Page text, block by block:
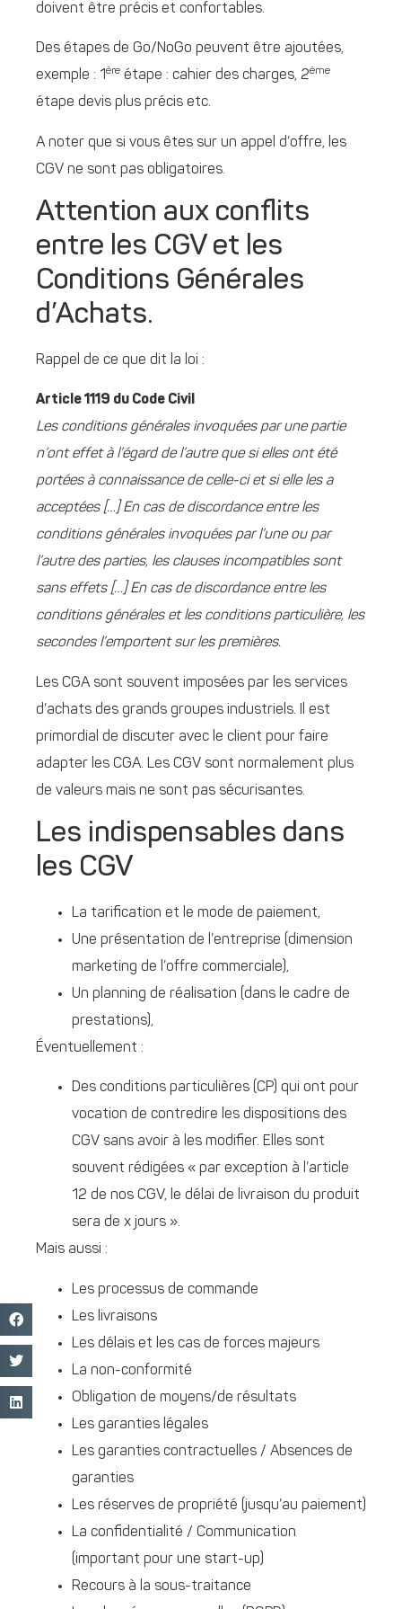
doivent être précis et confortables.
Des étapes de Go/NoGo peuvent être ajoutées,
exemple : 1 ère étape : cahier des charges, 2ème
étape devis plus précis etc.
A noter que si vous êtes sur un appel d’offre, les
CGV ne sont pas obligatoires.
Attention aux conflits
entre les CGV et les
Conditions Générales
d’Achats.
Rappel de ce que dit la loi :
Article 1119 du Code Civil
Les conditions générales invoquées par une partie
n’ont effet à l’égard de l’autre que si elles ont été
portées à connaissance de celle-ci et si elle les a
acceptées […] En cas de discordance entre les
conditions générales invoquées par l’une ou par
l’autre des parties, les clauses incompatibles sont
sans effets […] En cas de discordance entre les
conditions générales et les conditions particulière, les
secondes l’emportent sur les premières.
Les CGA sont souvent imposées par les services
d’achats des grands groupes industriels. Il est
primordial de discuter avec le client pour faire
adapter les CGA. Les CGV sont normalement plus
de valeurs mais ne sont pas sécurisantes.
Les indispensables dans
les CGV
La tarification et le mode de paiement,
Une présentation de l’entreprise (dimension
marketing de l’offre commerciale),
Un planning de réalisation (dans le cadre de
prestations),
Éventuellement :
Des conditions particulières (CP) qui ont pour
vocation de contredire les dispositions des
CGV sans avoir à les modifier. Elles sont
souvent rédigées « par exception à l’article
12 de nos CGV, le délai de livraison du produit
sera de x jours ».
Mais aussi :
Les processus de commande
Les livraisons
Les délais et les cas de forces majeurs
La non-conformité
Obligation de moyens/de résultats
Les garanties légales
Les garanties contractuelles / Absences de
garanties
Les réserves de propriété (jusqu’au paiement)
La confidentialité / Communication
(important pour une start-up)
Recours à la sous-traitance